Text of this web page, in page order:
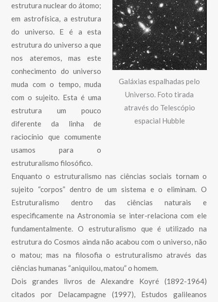
Galáxias espalhadas pelo
Universo. Foto tirada
através do Telescópio
espacial Hubble
estrutura nuclear do átomo;
em astrofísica, a estrutura
do universo. E é a esta
estrutura do universo a que
nos ateremos, mas este
conhecimento do universo
muda com o tempo, muda
com o sujeito. Esta é uma
estrutura um pouco
diferente da linha de
raciocínio que comumente
usamos para o
estruturalismo filosófico.
Enquanto o estruturalismo nas ciências sociais tornam o
sujeito “corpos” dentro de um sistema e o eliminam. O
Estruturalismo dentro das ciências naturais e
especificamente na Astronomia se inter-relaciona com ele
fundamentalmente. O estruturalismo que é utilizado na
estrutura do Cosmos ainda não acabou com o universo, não
o matou; mas na filosofia o estruturalismo através das
ciências humanas “aniquilou, matou” o homem.
Dois grandes livros de Alexandre Koyré (1892-1964)
citados por Delacampagne (1997), Estudos galileanos